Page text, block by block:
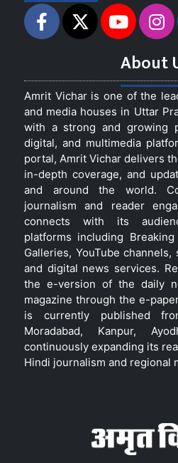
About
Amrit Vichar is one of the
and media houses in Uttar
with a strong and growing
digital, and multimedia
portal, Amrit Vichar delivers
in-depth coverage, and
and around the world.
journalism and reader
connects with its
platforms including
Galleries, YouTube
and digital news services.
the e-version of the daily
magazine through the e-
is currently published
Moradabad, Kanpur,
continuously expanding its
Hindi journalism and regional